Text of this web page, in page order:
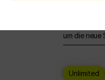
12:00
um die neue
Unlimited